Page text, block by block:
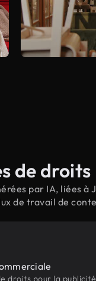
de droits
par IA, liées à
de travail de
droits pour la